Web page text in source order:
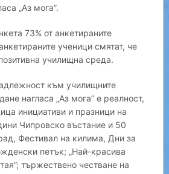
„Аз мога”.
73% от анкетираните
ученици смятат, че
училищна среда.
към училищните
нагласа „Аз мога” е реалност,
инициативи и празници на
Чипровско въстание и 50
Фестивал на килима, Дни за
петък; „Най-красива
тържествено честване на